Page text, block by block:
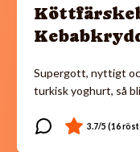
Supergott, nyttigt
turkisk yoghurt, så